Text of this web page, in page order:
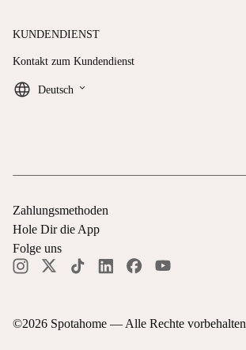
KUNDENDIENST
Kontakt zum Kundendienst
Deutsch keyboard_arrow_down
©2026 Spotahome — Alle Rechte vorbehalten
Zahlungsmethoden
Hole Dir die App
Folge uns